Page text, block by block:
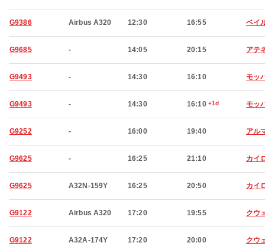
G9386 Airbus A320 12:30 16:55 ベイ
G9685 - 14:05 20:15 アテ
G9493 - 14:30 16:10 モッ
G9493 - 14:30 16:10 +1d モッ
G9252 - 16:00 19:40 アル
G9625 - 16:25 21:10 カイ
G9625 A32N-159Y 16:25 20:50 カイ
G9122 Airbus A320 17:20 19:55 クウ
G9122 A32A-174Y 17:20 20:00 クウ